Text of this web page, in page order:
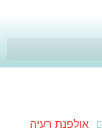
אולפנת רעיה